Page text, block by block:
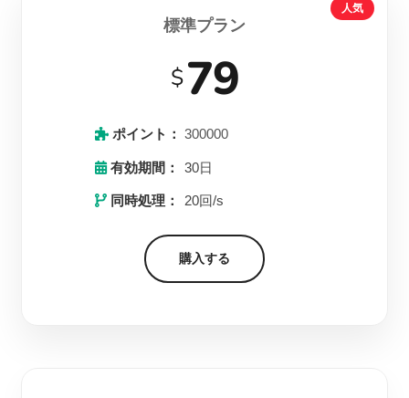
人気
標準プラン
$79
ポイント： 300000
有効期間： 30日
同時処理： 20回/s
購入する